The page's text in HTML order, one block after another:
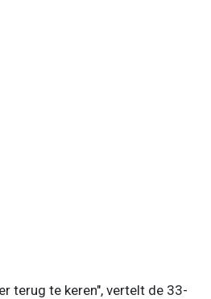
terug te keren", vertelt de 33-